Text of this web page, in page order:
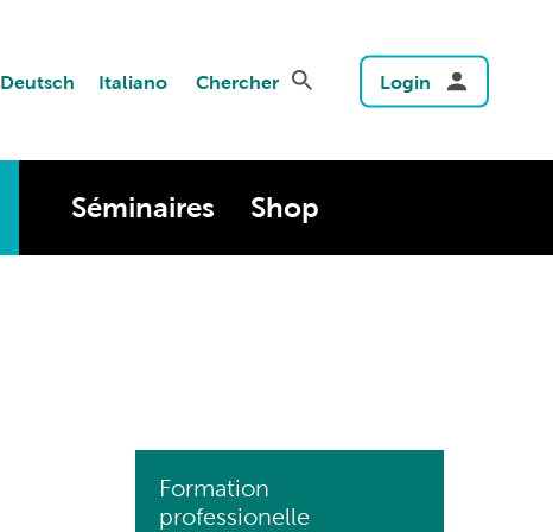
Deutsch Italiano Chercher Login
Séminaires Shop
Formation
professionelle